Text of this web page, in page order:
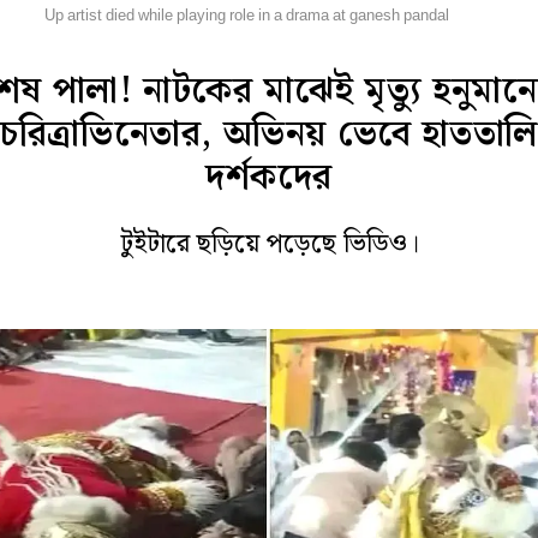
Up artist died while playing role in a drama at ganesh pandal
পালা! নাটকের মাঝেই মৃত্যু
চরিত্রাভিনেতার, অভিনয় ভেবে হাততালি
দর্শকদের
টুইটারে ছড়িয়ে পড়েছে ভিডিও।